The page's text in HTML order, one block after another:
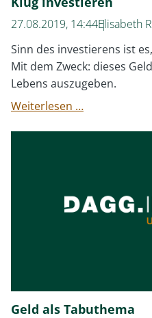
27.08.2019, 14:44Elisabeth
Sinn des investierens ist
Mit dem Zweck: dieses
Lebens auszugeben.
Weiterlesen …Klug
Geld als Tabuthema